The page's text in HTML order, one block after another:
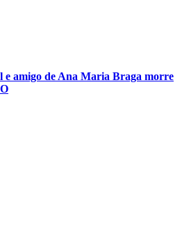
e amigo de Ana Maria Braga morre